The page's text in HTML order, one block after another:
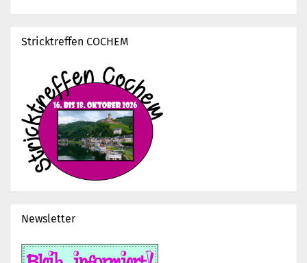
Stricktreffen COCHEM
Newsletter